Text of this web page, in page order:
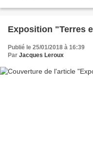
Exposition "Terres
Publié le 25/01/2018 à 16:39
Par Jacques Leroux